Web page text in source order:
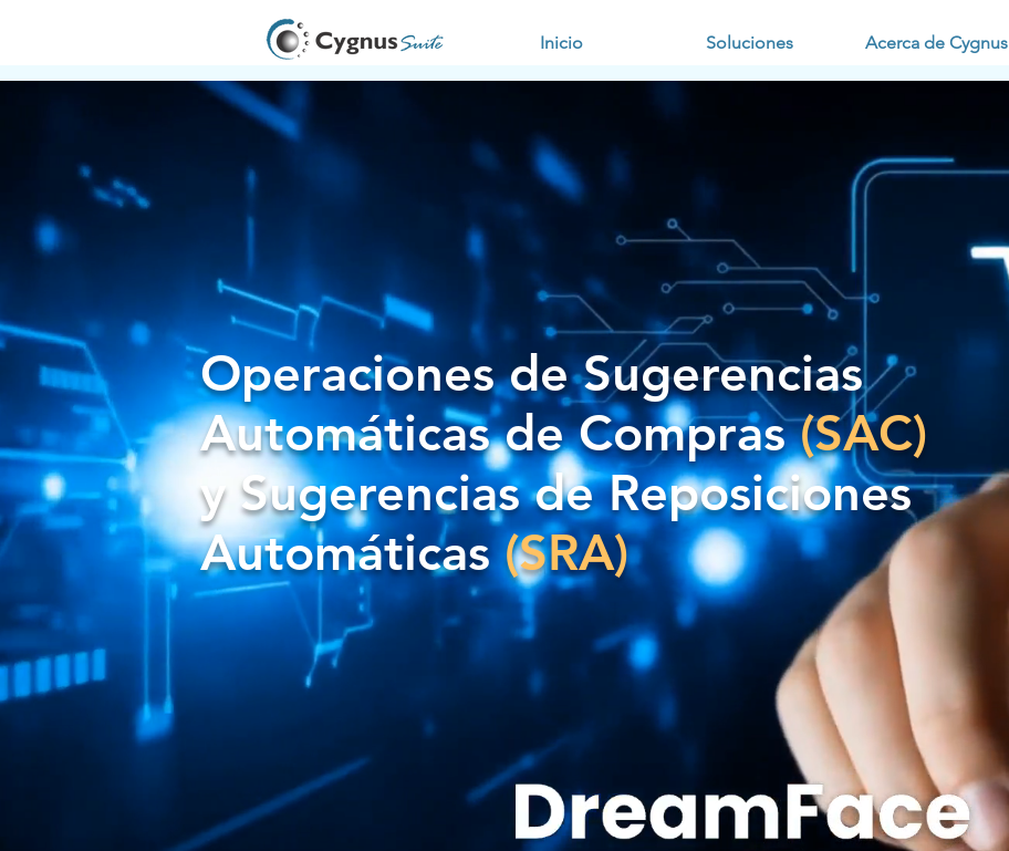
Inicio Soluciones Acerca de Cygnus
Operaciones de Sugerencias
Automáticas de Compras(SAC)
y Sugerencias de Reposiciones
Automáticas(SRA)